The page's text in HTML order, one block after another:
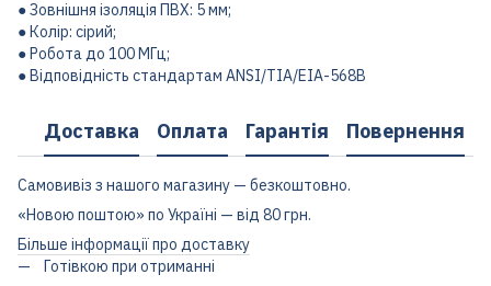
● Зовнішня ізоляція ПВХ: 5 мм;
● Колір: сірий;
● Робота до 100 МГц;
● Відповідність стандартам ANSI/TIA/EIA-568B
Доставка Оплата Гарантія Повернення
Самовивіз з нашого магазину — безкоштовно.
«Новою поштою» по Україні — від 80 грн.
Більше інформації про доставку
Готівкою при отриманні